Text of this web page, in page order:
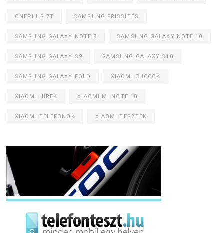
ONEPLUS 7T SAMSUNG FRISSÍTÉS
SAMSUNG GALAXY NOTE 9 SAMSUNG GALAXY NOTE 10
SAMSUNG GALAXY S9 SAMSUNG GALAXY S10
SAMSUNG GALAXY FOLD XIAOMI CUCCOK
XIAOMI HÍREK XIAOMI MI NOTE 10
XIAOMI TELEFONOK XIAOMI TESZTEK